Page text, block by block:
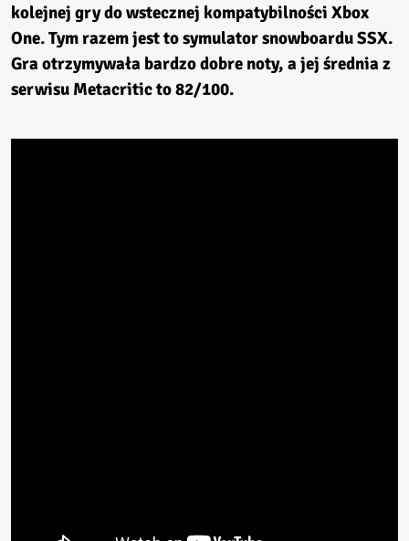
kolejnej gry do wstecznej kompatybilności Xbox
One. Tym razem jest to symulator snowboarduSSX.
Gra otrzymywała bardzo dobre noty, a jej średnia z
serwisu Metacritic to 82/100.